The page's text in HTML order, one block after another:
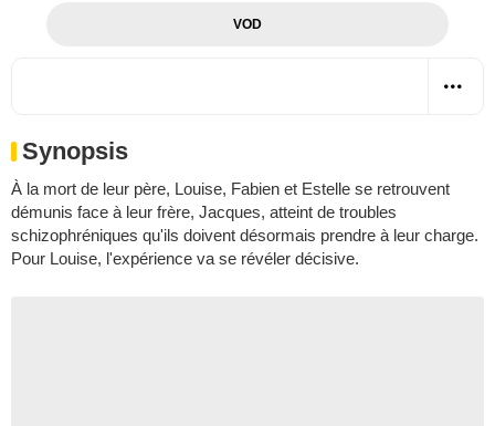
VOD
Synopsis
À la mort de leur père, Louise, Fabien et Estelle se retrouvent
démunis face à leur frère, Jacques, atteint de troubles
schizophréniques qu'ils doivent désormais prendre à leur charge.
Pour Louise, l'expérience va se révéler décisive.